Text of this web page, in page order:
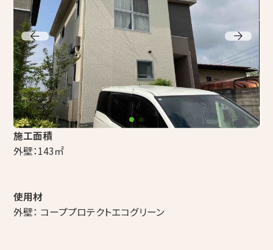
プライバシーポリシー
採用情報
アイネットコープからのお知らせ
その他
施工面積
外壁：143㎡
使用材
外壁： コーププロテクトエコグリーン